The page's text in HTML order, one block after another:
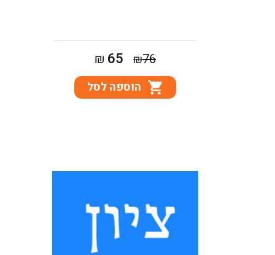
₪76
המחיר
המקורי
היה:
₪65
המחיר
הנוכחי
הוא:
הוספה לסל
נוכרים בתקופה ההלניסטית: עיון
מחודש 529 זהר שביט: בין
גאולה לקבלת הזר: דרכו של
הספר ׳רֹעות מדין׳ לספרות